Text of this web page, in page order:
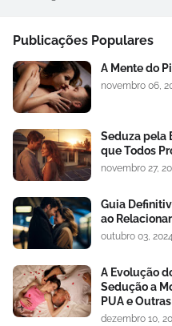
Publicações Populares
A Mente do
novembro 06,
Seduza pela
que Todos
novembro 27,
Guia
ao
outubro 03, 2024
A Evolução
Sedução a
PUA e
dezembro 10,